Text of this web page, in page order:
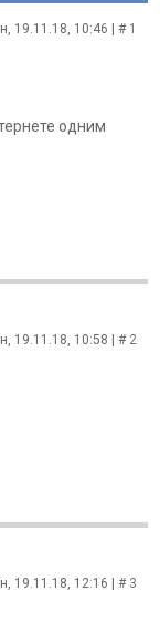
19.11.18, 10:46 | # 1
одним
19.11.18, 10:58 | # 2
19.11.18, 12:16 | # 3